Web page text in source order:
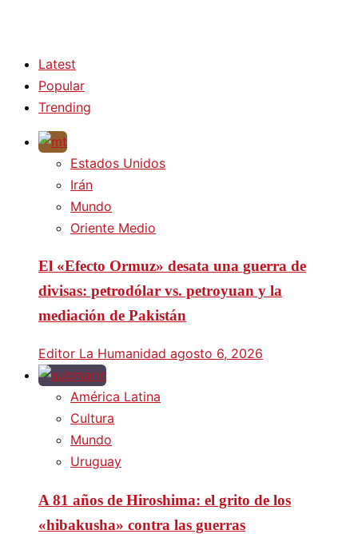
Latest
Popular
Trending
Estados Unidos
Irán
Mundo
Oriente Medio
El «Efecto Ormuz» desata una guerra de
divisas: petrodólar vs. petroyuan y la
mediación de Pakistán
Editor La Humanidad agosto 6, 2026
América Latina
Cultura
Mundo
Uruguay
A 81 años de Hiroshima: el grito de los
«hibakusha» contra las guerras